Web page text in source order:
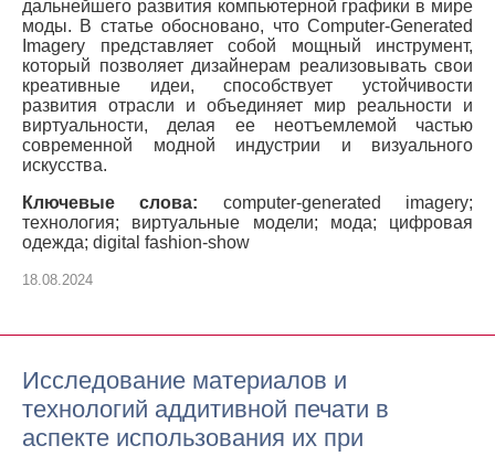
дальнейшего развития компьютерной графики в мире
моды. В статье обосновано, что Computer-Generated
Imagery представляет собой мощный инструмент,
который позволяет дизайнерам реализовывать свои
креативные идеи, способствует устойчивости
развития отрасли и объединяет мир реальности и
виртуальности, делая ее неотъемлемой частью
современной модной индустрии и визуального
искусства.
Ключевые слова: computer-generated imagery;
технология; виртуальные модели; мода; цифровая
одежда; digital fashion-show
18.08.2024
Исследование материалов и
технологий аддитивной печати в
аспекте использования их при